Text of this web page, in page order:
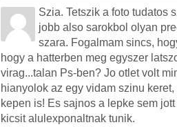
Szia. Tetszik a foto tudatos
jobb also sarokbol olyan
szara. Fogalmam sincs,
hogy a hatterben meg egyszer
virag...talan Ps-ben? Jo otlet volt
hianyolok az egy vidam szinu
kepen is! Es sajnos a lepke sem
kicsit alulexponaltnak tunik.